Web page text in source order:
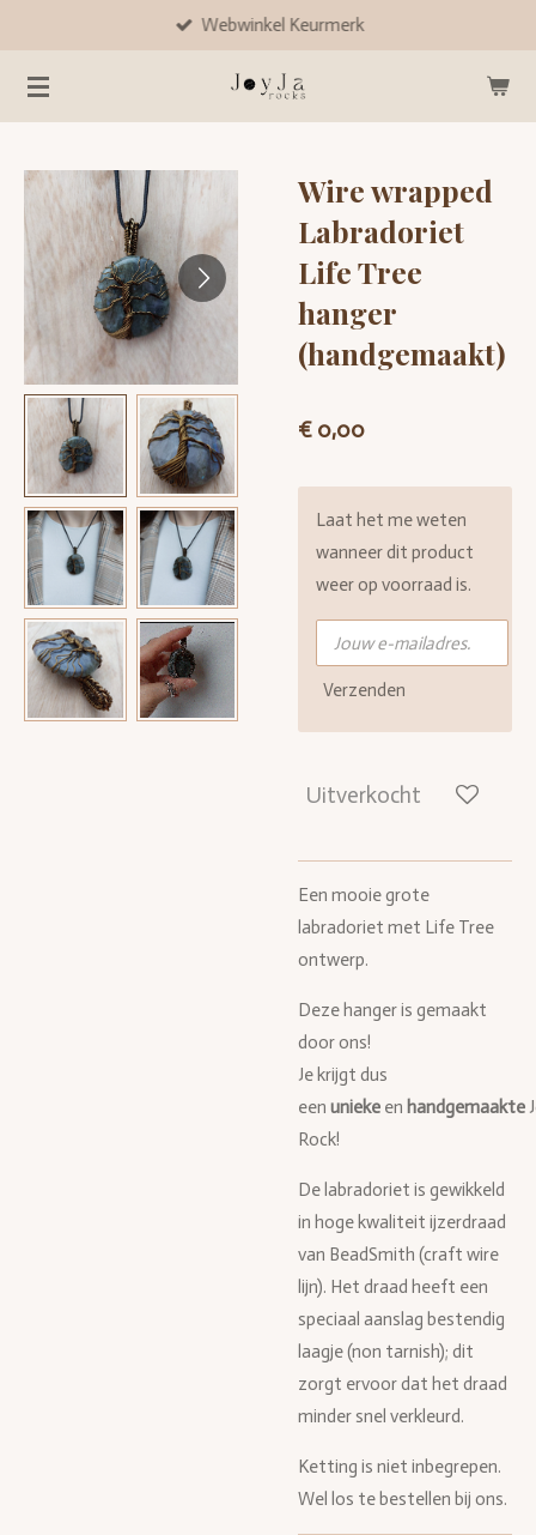
naar
de
Webwinkel Keurmerk
Wire wrapped
Labradoriet
Life Tree
hanger
(handgemaakt)
€ 0,00
Laat het me weten
wanneer dit product
weer op voorraad is.
Verzenden
Uitverkocht
Een mooie grote
labradoriet met Life Tree
ontwerp.
Deze hanger is gemaakt
door ons!
Je krijgt dus
een unieke en handgemaakte
Rock!
De labradoriet is gewikkeld
in hoge kwaliteit ijzerdraad
van BeadSmith (craft wire
lijn). Het draad heeft een
speciaal aanslag bestendig
laagje (non tarnish); dit
zorgt ervoor dat het draad
minder snel verkleurd.
Ketting is niet inbegrepen.
Wel los te bestellen bij ons.